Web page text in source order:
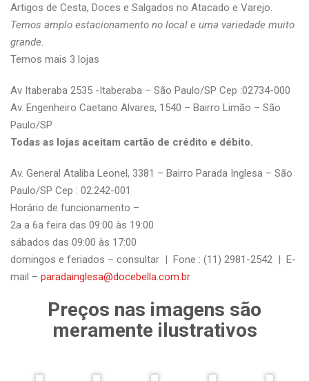
Artigos de Cesta, Doces e Salgados no Atacado e Varejo.
Temos amplo estacionamento no local e uma variedade muito
grande.
Temos mais 3 lojas
Av Itaberaba 2535 -Itaberaba – São Paulo/SP Cep :02734-000
Av. Engenheiro Caetano Alvares, 1540 – Bairro Limão – São
Paulo/SP
Todas as lojas aceitam cartão de crédito e débito.
Av. General Ataliba Leonel, 3381 – Bairro Parada Inglesa – São
Paulo/SP Cep : 02.242-001
Horário de funcionamento –
2a a 6a feira das 09:00 às 19:00
sábados das 09:00 às 17:00
domingos e feriados – consultar | Fone : (11) 2981-2542 | E-
mail – paradainglesa@docebella.com.br
Preços nas imagens são
meramente ilustrativos